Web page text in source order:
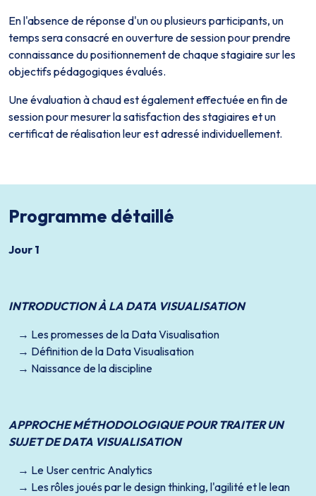
En l'absence de réponse d'un ou plusieurs participants, un
temps sera consacré en ouverture de session pour prendre
connaissance du positionnement de chaque stagiaire sur les
objectifs pédagogiques évalués.
Une évaluation à chaud est également effectuée en fin de
session pour mesurer la satisfaction des stagiaires et un
certificat de réalisation leur est adressé individuellement.
Programme détaillé
Jour 1
INTRODUCTION À LA DATA VISUALISATION
Les promesses de la Data Visualisation
Définition de la Data Visualisation
Naissance de la discipline
APPROCHE MÉTHODOLOGIQUE POUR TRAITER UN
SUJET DE DATA VISUALISATION
Le User centric Analytics
Les rôles joués par le design thinking, l'agilité et le lean